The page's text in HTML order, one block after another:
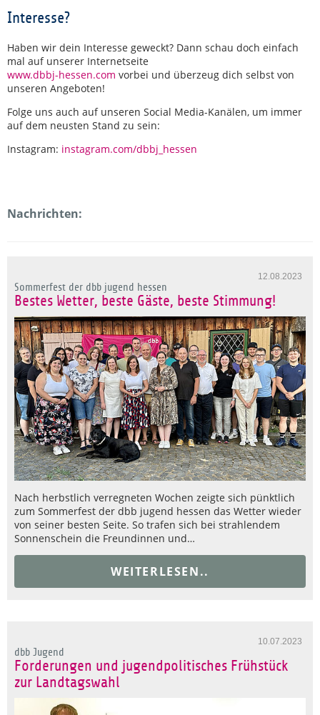
Interesse?
Haben wir dein Interesse geweckt? Dann schau doch einfach
mal auf unserer Internetseite
www.dbbj-hessen.com vorbei und überzeug dich selbst von
unseren Angeboten!
Folge uns auch auf unseren Social Media-Kanälen, um immer
auf dem neusten Stand zu sein:
Instagram: instagram.com/dbbj_hessen
Nachrichten:
12.08.2023
Sommerfest der dbb jugend hessen
Bestes Wetter, beste Gäste, beste Stimmung!
Nach herbstlich verregneten Wochen zeigte sich pünktlich
zum Sommerfest der dbb jugend hessen das Wetter wieder
von seiner besten Seite. So trafen sich bei strahlendem
Sonnenschein die Freundinnen und…
WEITERLESEN..
10.07.2023
dbb Jugend
Forderungen und jugendpolitisches Frühstück
zur Landtagswahl